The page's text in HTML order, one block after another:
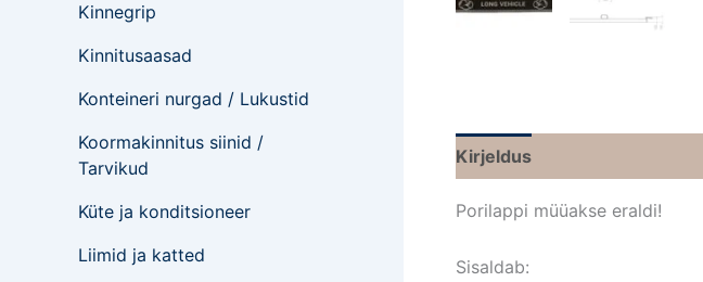
Kinnegrip
Kinnitusaasad
Konteineri nurgad / Lukustid
Koormakinnitus siinid /
Tarvikud
Küte ja konditsioneer
Liimid ja katted
Kirjeldus
Porilappi müüakse eraldi!
Sisaldab: